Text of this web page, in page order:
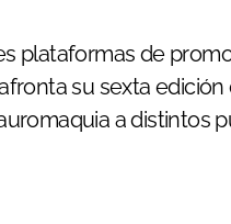
plataformas de
su sexta
a distintos